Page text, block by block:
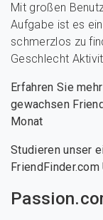
Mit großen
Aufgabe ist es
schmerzlos zu
Geschlecht
Erfahren Sie
gewachsen
Monat
Studieren unser